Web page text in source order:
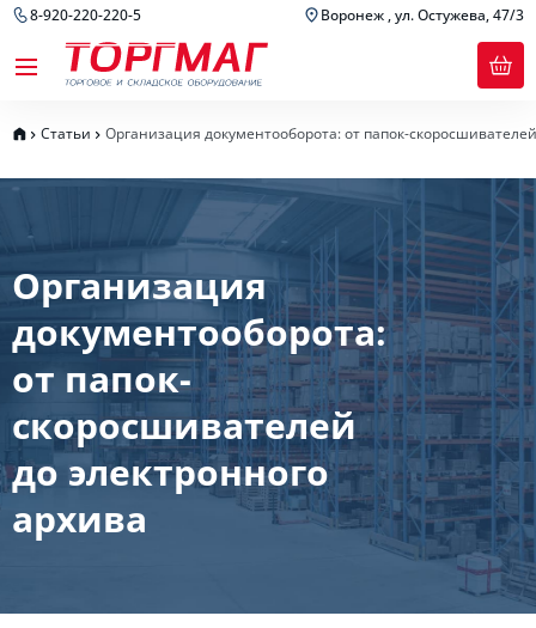
8-920-220-220-5 Воронеж , ул. Остужева, 47/3
Статьи Организация документооборота: от папок-
Организация
документооборота:
от папок-
скоросшивателей
до электронного
архива